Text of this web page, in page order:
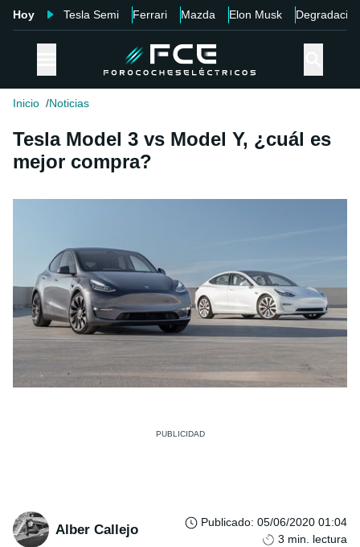
Hoy Tesla Semi Ferrari Mazda Elon Musk Degradación
Inicio Noticias
Tesla Model 3 vs Model Y, ¿cuál es
mejor compra?
Alber Callejo Publicado: 05/06/2020 01:04
3 min. lectura